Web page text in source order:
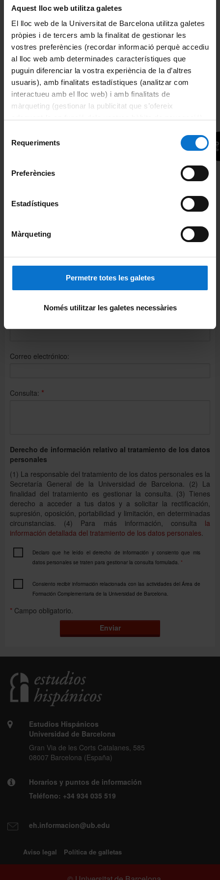
Aquest lloc web utilitza galetes
El lloc web de la Universitat de Barcelona utilitza galetes
pròpies i de tercers amb la finalitat de gestionar les
vostres preferències (recordar informació perquè accediu
al lloc web amb determinades característiques que
puguin diferenciar la vostra experiència de la d’altres
usuaris), amb finalitats estadístiques (analitzar com
interactueu amb el lloc web) i amb finalitats de
màrqueting (gestionar la publicitat que s’ofereix
consultar laPolítica de galetes del lloc web de la
Requeriments
Preferències
Estadístiques
Màrqueting
Permetre totes les galetes
Només utilitzar les galetes necessàries
Español
Lengua / Cultura
580 horas
76 créditos ECTS
Presencial
Cursos de lengua española
Acreditación en Estudios Hispánicos
Cancelación y cambios de curso
Anulación de matrícula
Correo electrónico:
Consulta: *
Derecho de información relativo al tratamiento de los datos
personales
(1) La responsable del tratamiento de los datos personales es la
Secretaría General de la Universidad de Barcelona. (2) La
finalidad del tratamiento es gestionar la consulta. (3) Tienes
derecho a acceder a tus datos y a solicitar la rectificación,
supresión, oposición, portabilidad y limitación, en determinadas
circunstancias. (4) Para más información, consulta la
información detallada del tratamiento de los datos personales.
Declaro que he leído el derecho de información y consiento que mis
datos personales se traten para gestionar la consulta formulada. *
Consiento recibir información relacionada con las actividades del Área de
Formación Complementaria de la Universidad de Barcelona.
* Campo obligatorio.
Enviar
Estudios Hispánicos
Universidad de Barcelona
Gran Via de les Corts Catalanes, 585
08007 Barcelona (España)
Horarios y puntos de información
Teléfono: +34 934 035 519
eh.informacion@ub.edu
Aviso legal Política de galletas